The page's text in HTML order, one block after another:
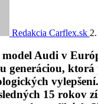
Redakcia Carflex.sk
Audi v
generáciou, ktorá
15 rokov